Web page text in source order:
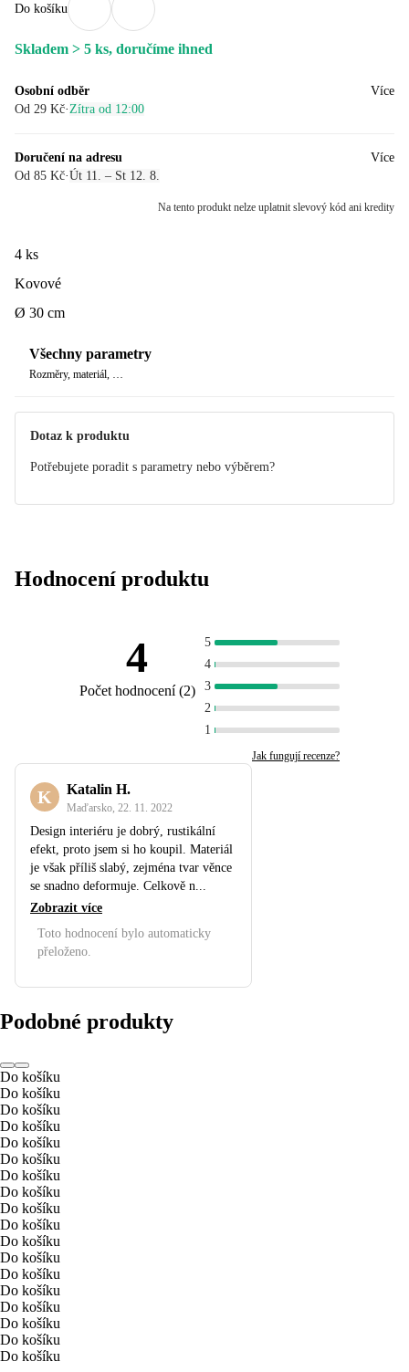
Do košíku
Skladem > 5 ks, doručíme ihned
Osobní odběr
Od 29 Kč· Zítra od 12:00
Více
Doručení na adresu
Od 85 Kč·Út 11. – St 12. 8.
Více
Na tento produkt nelze uplatnit slevový kód ani kredity
4 ks
Kovové
Ø 30 cm
Všechny parametry
Rozměry, materiál, …
Dotaz k produktu
Potřebujete poradit s parametry nebo výběrem?
Hodnocení produktu
4
Počet hodnocení(2)
5
4
3
2
1
Jak fungují recenze?
K Katalin H.
Maďarsko 22. 11. 2022
Design interiéru je dobrý, rustikální
efekt, proto jsem si ho koupil. Materiál
je však příliš slabý, zejména tvar věnce
se snadno deformuje. Celkově n...
Zobrazit více
Toto hodnocení bylo automaticky
přeloženo.
Podobné produkty
Do košíku
Do košíku
Do košíku
Do košíku
Do košíku
Do košíku
Do košíku
Do košíku
Do košíku
Do košíku
Do košíku
Do košíku
Do košíku
Do košíku
Do košíku
Do košíku
Do košíku
Do košíku